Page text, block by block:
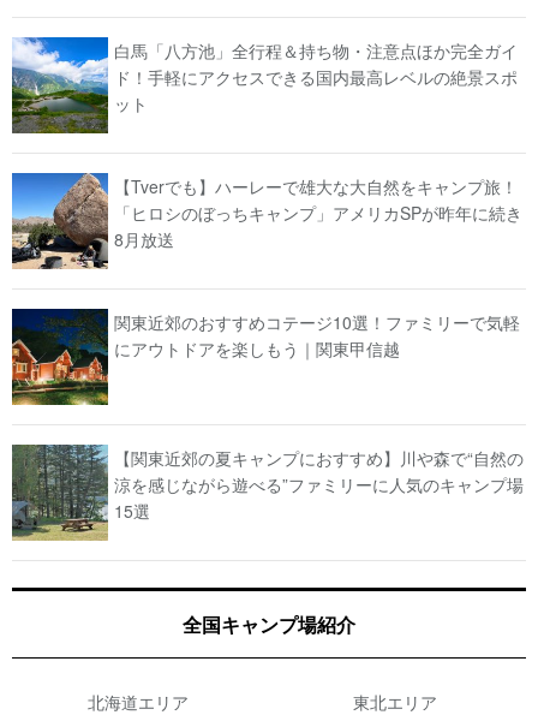
白馬「八方池」全行程＆持ち物・注意点ほか完全ガイ
ド！手軽にアクセスできる国内最高レベルの絶景スポ
ット
【Tverでも】ハーレーで雄大な大自然をキャンプ旅！
「ヒロシのぼっちキャンプ」アメリカSPが昨年に続き
8月放送
関東近郊のおすすめコテージ10選！ファミリーで気軽
にアウトドアを楽しもう｜関東甲信越
【関東近郊の夏キャンプにおすすめ】川や森で“自然の
涼を感じながら遊べる”ファミリーに人気のキャンプ場
15選
全国キャンプ場紹介
北海道エリア 東北エリア